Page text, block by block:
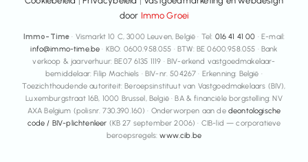
door Immo Groei
Immo-Time · Vismarkt 10 C, 3000 Leuven, België · Tel: 016 41 41 00 · E-mail:
info@immo-time.be · KBO: 0600.958.055 · BTW: BE 0600.958.055 · Bank
verkoop & jaarverhuur: BE07 6135 1119 · BIV-erkend vastgoedmakelaar-
bemiddelaar: Filip Machiels · BIV-nr. 504267 · Erkenning: België ·
Toezichthoudende autoriteit: Beroepsinstituut van Vastgoedmakelaars (BIV),
Luxemburgstraat 16B, 1000 Brussel, België · BA & financiële borgstelling: NV
AXA Belgium (polisnr. 730.390.160) · Onderworpen aan de deontologische
code / BIV-plichtenleer (KB 27 september 2006) · CIB-lid — corporatieve
beroepsregels:www.cib.be